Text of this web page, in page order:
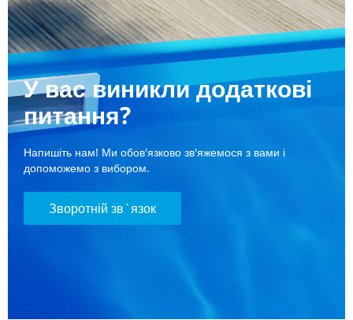
У вас виникли додаткові
питання?
Напишіть нам! Ми обов'язково зв'яжемося з вами і
допоможемо з вибором.
Зворотній зв`язок